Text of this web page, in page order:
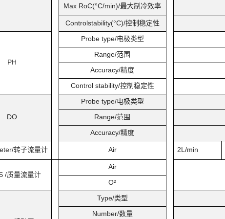
Max RoC(°C/min)/最大制冷效率
Controlstability(°C)/控制稳定性
PH
Probe type/电极类型
Range/范围
Accuracy/精度
Control stability/控制稳定性
DO
Probe type/电极类型
Range/范围
Accuracy/精度
转子流量计 Air 2L/min
/质量流量计
Air
O²
Type/类型
Number/数量